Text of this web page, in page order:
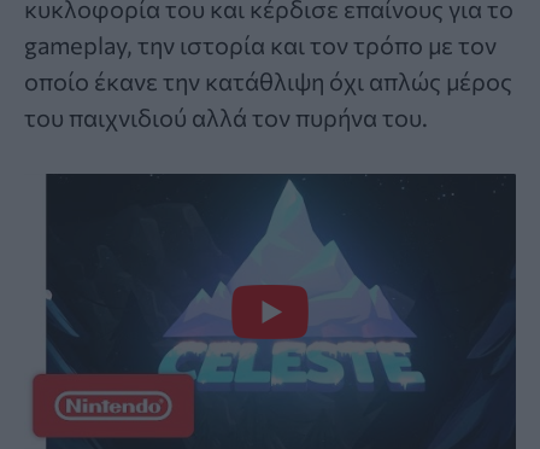
κυκλοφορία του και κέρδισε επαίνους για το
gameplay, την ιστορία και τον τρόπο με τον
οποίο έκανε την κατάθλιψη όχι απλώς μέρος
του παιχνιδιού αλλά τον πυρήνα του.